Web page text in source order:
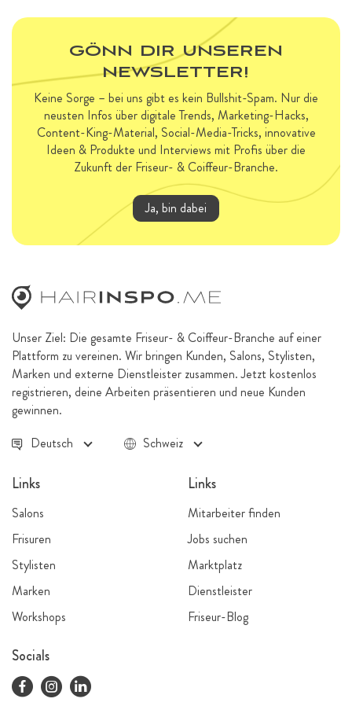
GÖNN DIR UNSEREN
NEWSLETTER!
Keine Sorge – bei uns gibt es kein Bullshit-Spam. Nur die
neusten Infos über digitale Trends, Marketing-Hacks,
Content-King-Material, Social-Media-Tricks, innovative
Ideen & Produkte und Interviews mit Profis über die
Zukunft der Friseur- & Coiffeur-Branche.
Ja, bin dabei
Unser Ziel: Die gesamte Friseur- & Coiffeur-Branche auf einer
Plattform zu vereinen. Wir bringen Kunden, Salons, Stylisten,
Marken und externe Dienstleister zusammen. Jetzt kostenlos
registrieren, deine Arbeiten präsentieren und neue Kunden
gewinnen.
Deutsch
Schweiz
Links
Salons
Frisuren
Stylisten
Marken
Workshops
Links
Mitarbeiter finden
Jobs suchen
Marktplatz
Dienstleister
Friseur-Blog
Socials